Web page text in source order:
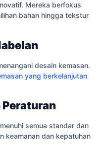
Mereka berfokus
bahan hingga tekstur
desain kemasan.
yang berkelanjutan
semua standar dan
keamanan dan kepatuhan